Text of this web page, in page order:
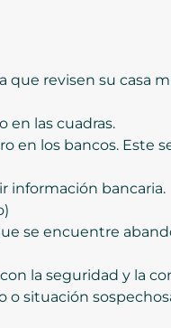
que revisen su casa
en las cuadras.
en los bancos. Este
información bancaria.
se encuentre
la seguridad y la
situación